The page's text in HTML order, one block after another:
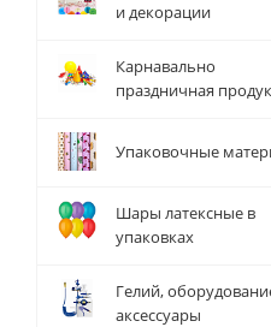
и декорации
Карнавально
праздничная
Упаковочные
Шары латексные в
упаковках
Гелий,
аксессуары